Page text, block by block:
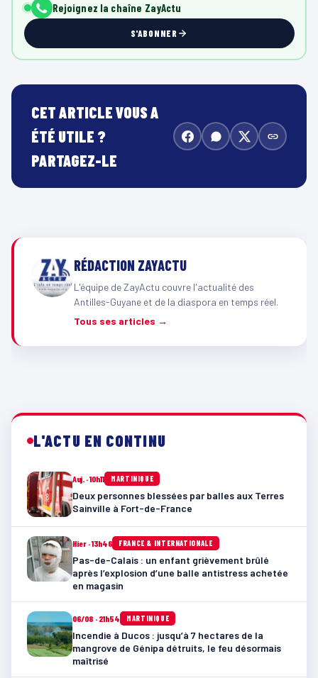
Rejoignez la chaîne ZayActu
S'ABONNER
CET ARTICLE VOUS A
ÉTÉ UTILE ?
PARTAGEZ-LE
RÉDACTION ZAYACTU
L'équipe de ZayActu couvre l'actualité des
Antilles-Guyane et de la diaspora en temps réel.
Tous ses articles →
L'ACTU EN CONTINU
Auj. · 10h11 MARTINIQUE
Deux personnes blessées par balles aux Terres
Sainville à Fort-de-France
Hier · 13h46 FRANCE & INTERNATIONALE
Pas-de-Calais : un enfant grièvement brûlé
après l’explosion d’une balle antistress achetée
en magasin
06/08 · 21h54 MARTINIQUE
Incendie à Ducos : jusqu’à 7 hectares de la
mangrove de Génipa détruits, le feu désormais
maîtrisé